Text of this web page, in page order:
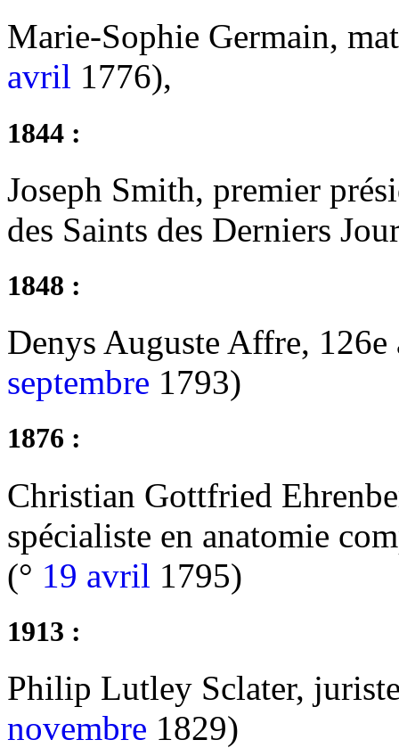
Marie-Sophie Germain,
avril 1776),
1844 :
Joseph Smith, premier
des Saints des Derniers
1848 :
Denys Auguste Affre,
septembre 1793)
1876 :
Christian Gottfried
spécialiste en anatomie
(° 19 avril 1795)
1913 :
Philip Lutley Sclater,
novembre 1829)